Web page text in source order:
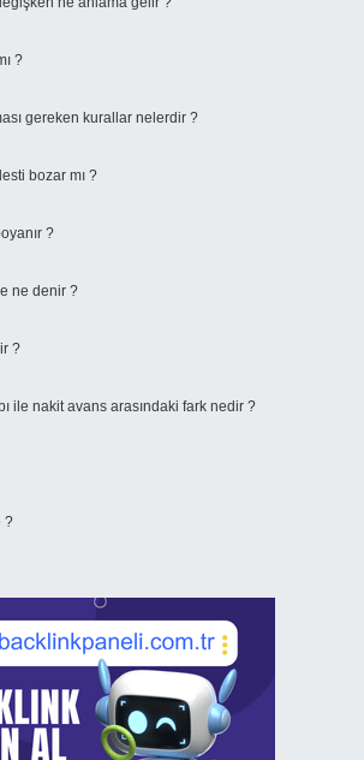
?
gereken kurallar nelerdir ?
bozar mı ?
?
ne denir ?
?
ile nakit avans arasındaki fark nedir ?
?